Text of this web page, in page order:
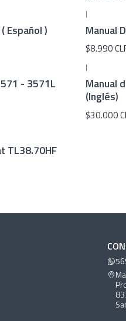
Español )
|
Manual
$8.990
- 3571L
|
Manual
(Inglés)
$30.000
TL38.70HF